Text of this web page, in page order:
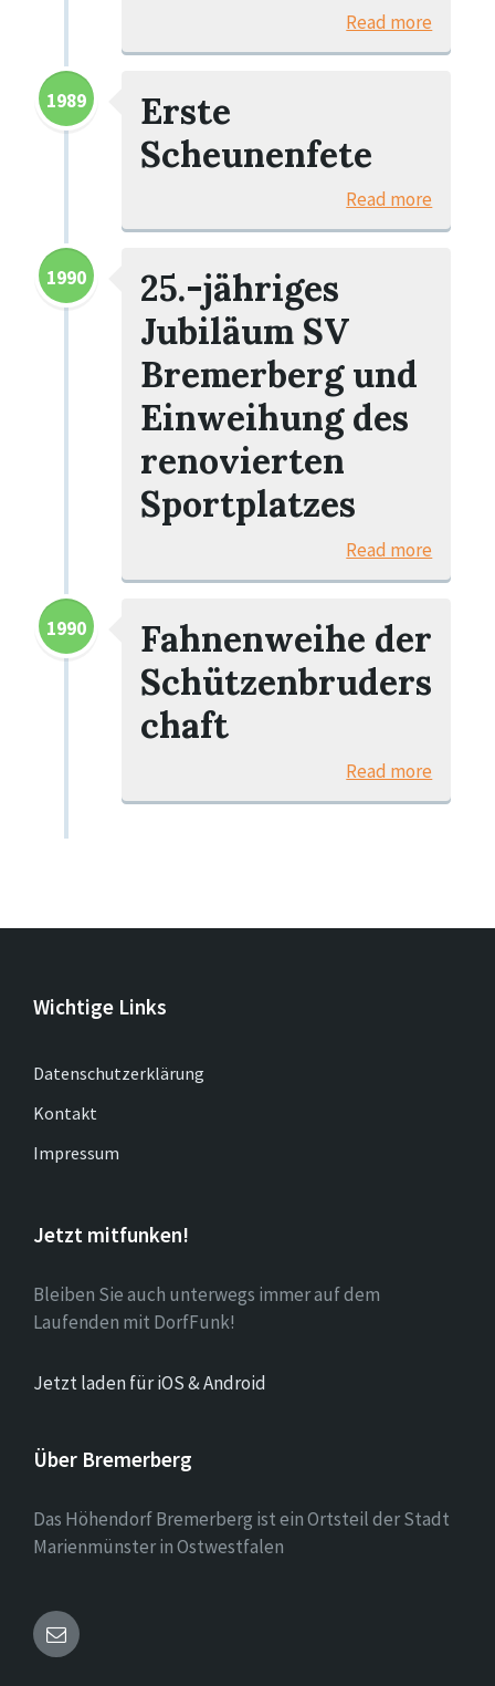
Read more
1989
Erste
Scheunenfete
Read more
1990
25.-jähriges
Jubiläum SV
Bremerberg und
Einweihung des
renovierten
Sportplatzes
Read more
1990
Fahnenweihe der
Schützenbruders
chaft
Read more
Wichtige Links
Datenschutzerklärung
Kontakt
Impressum
Jetzt mitfunken!
Bleiben Sie auch unterwegs immer auf dem
Laufenden mit DorfFunk!
Jetzt laden für iOS & Android
Über Bremerberg
Das Höhendorf Bremerberg ist ein Ortsteil der Stadt
Marienmünster in Ostwestfalen
Email